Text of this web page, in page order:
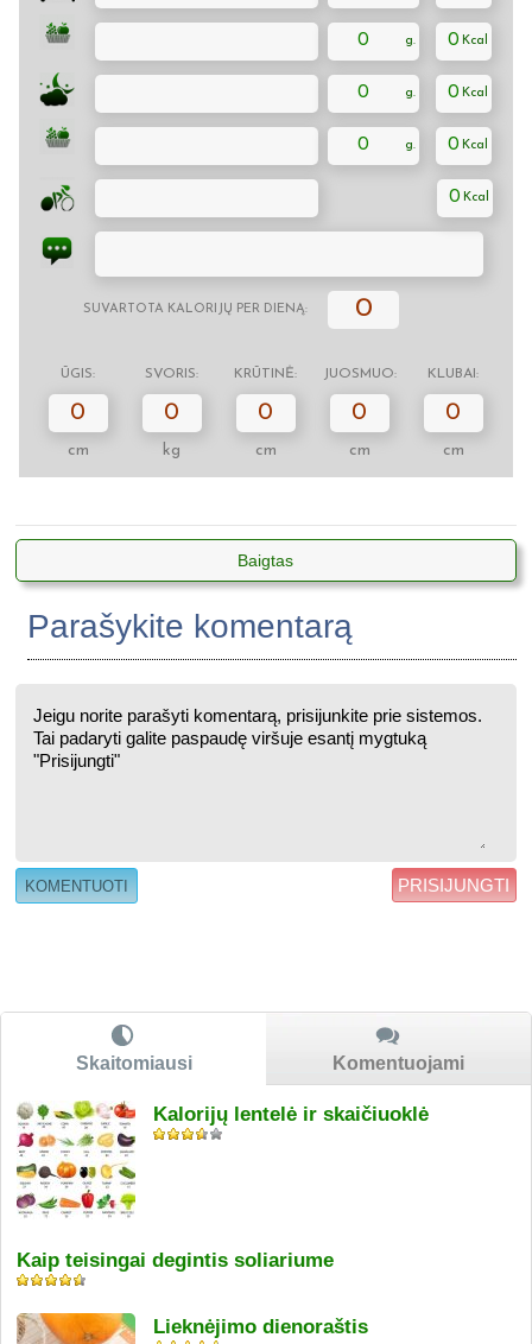
0 0
0 0
0 0
0
SUVARTOTA KALORIJŲ PER DIENĄ: 0
ŪGIS: SVORIS: KRŪTINĖ: JUOSMUO: KLUBAI:
0
cm
0
kg
0
cm
0
cm
0
cm
Baigtas
Parašykite komentarą
PRISIJUNGTI
Skaitomiausi Komentuojami
Kalorijų lentelė ir skaičiuoklė
Kaip teisingai degintis soliariume
Lieknėjimo dienoraštis